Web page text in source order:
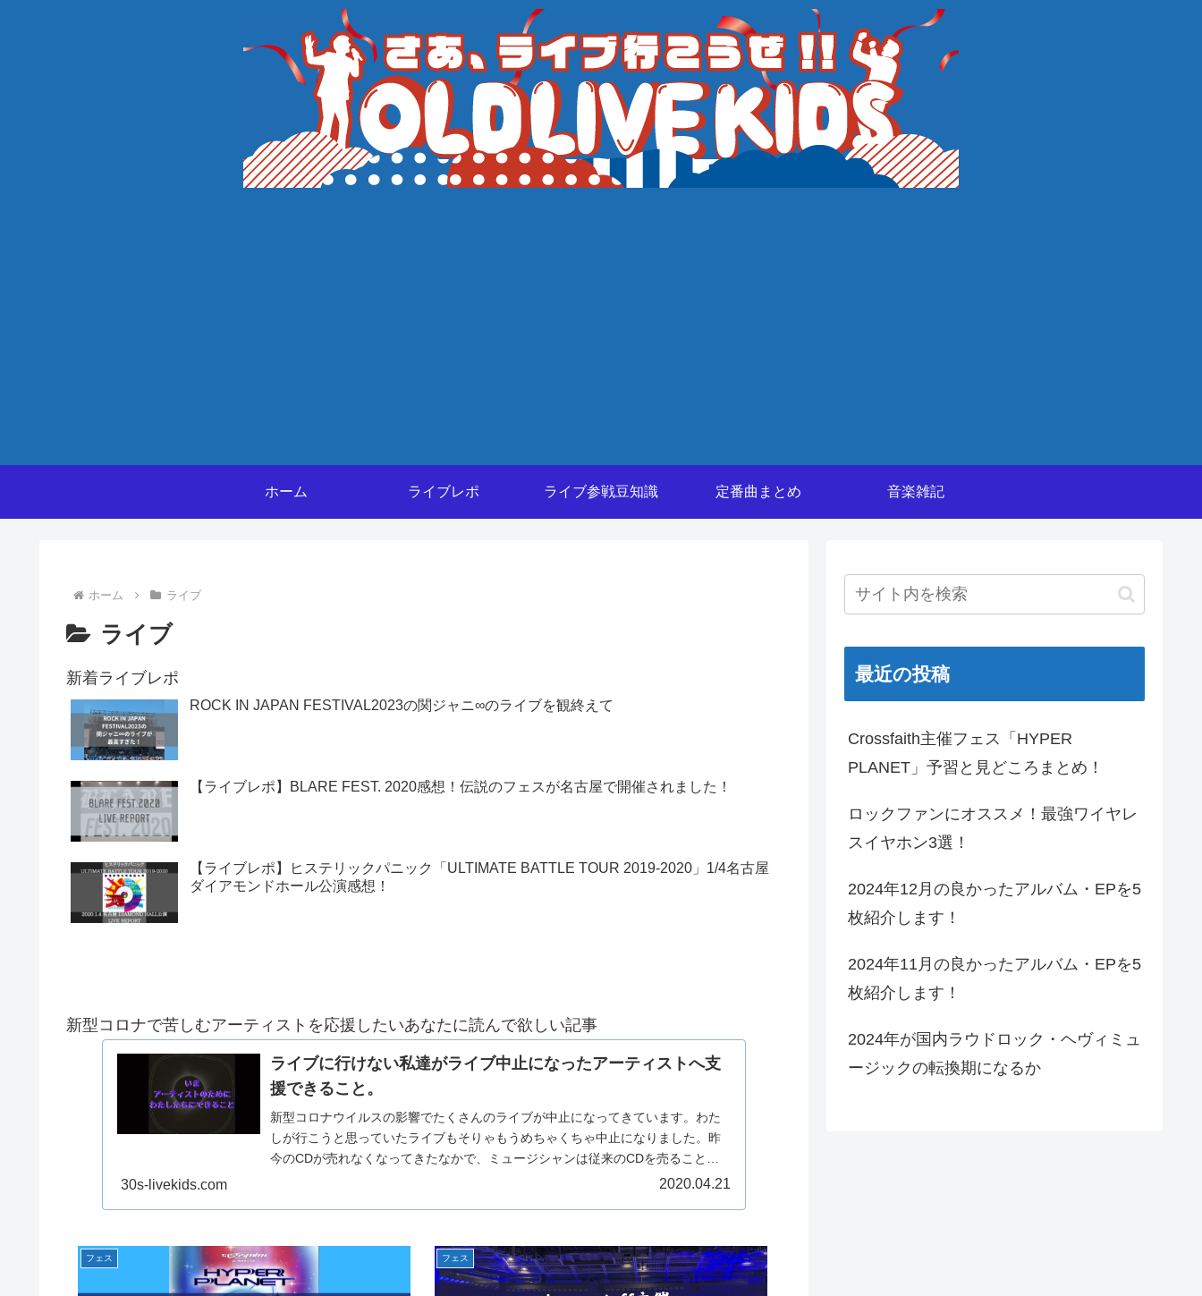
ホーム ライブレポ ライブ参戦豆知識 定番曲まとめ 音楽雑記
ホーム ライブ
ライブ
新着ライブレポ
ROCK IN JAPAN FESTIVAL2023の関ジャニ∞のライブを観終えて
【ライブレポ】BLARE FEST. 2020感想！伝説のフェスが名古屋で開催されました！
【ライブレポ】ヒステリックパニック「ULTIMATE BATTLE TOUR 2019-2020」1/4名古屋
ダイアモンドホール公演感想！
新型コロナで苦しむアーティストを応援したいあなたに読んで欲しい記事
ライブに行けない私達がライブ中止になったアーティストへ支
援できること。
新型コロナウイルスの影響でたくさんのライブが中止になってきています。わた
しが行こうと思っていたライブもそりゃもうめちゃくちゃ中止になりました。昨
今のCDが売れなくなってきたなかで、ミュージシャンは従来のCDを売ることか
30s-livekids.com 2020.04.21
フェス フェス
最近の投稿
Crossfaith主催フェス「HYPER
PLANET」予習と見どころまとめ！
ロックファンにオススメ！最強ワイヤレ
スイヤホン3選！
2024年12月の良かったアルバム・EPを5
枚紹介します！
2024年11月の良かったアルバム・EPを5
枚紹介します！
2024年が国内ラウドロック・ヘヴィミュ
ージックの転換期になるか